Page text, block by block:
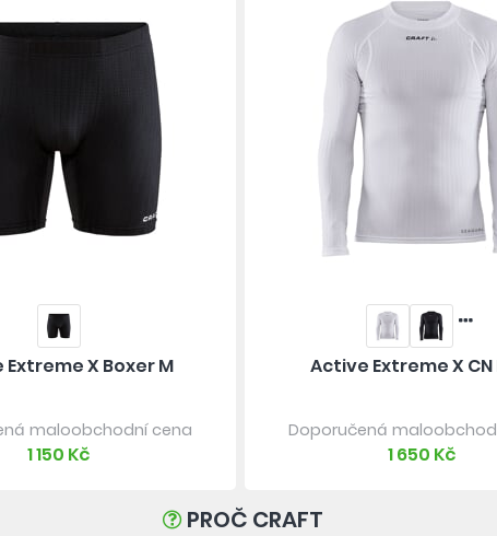
X Boxer M
maloobchodní cena
1 150 Kč
Active Extreme X CN
Doporučená
1 650 Kč
PROČ CRAFT